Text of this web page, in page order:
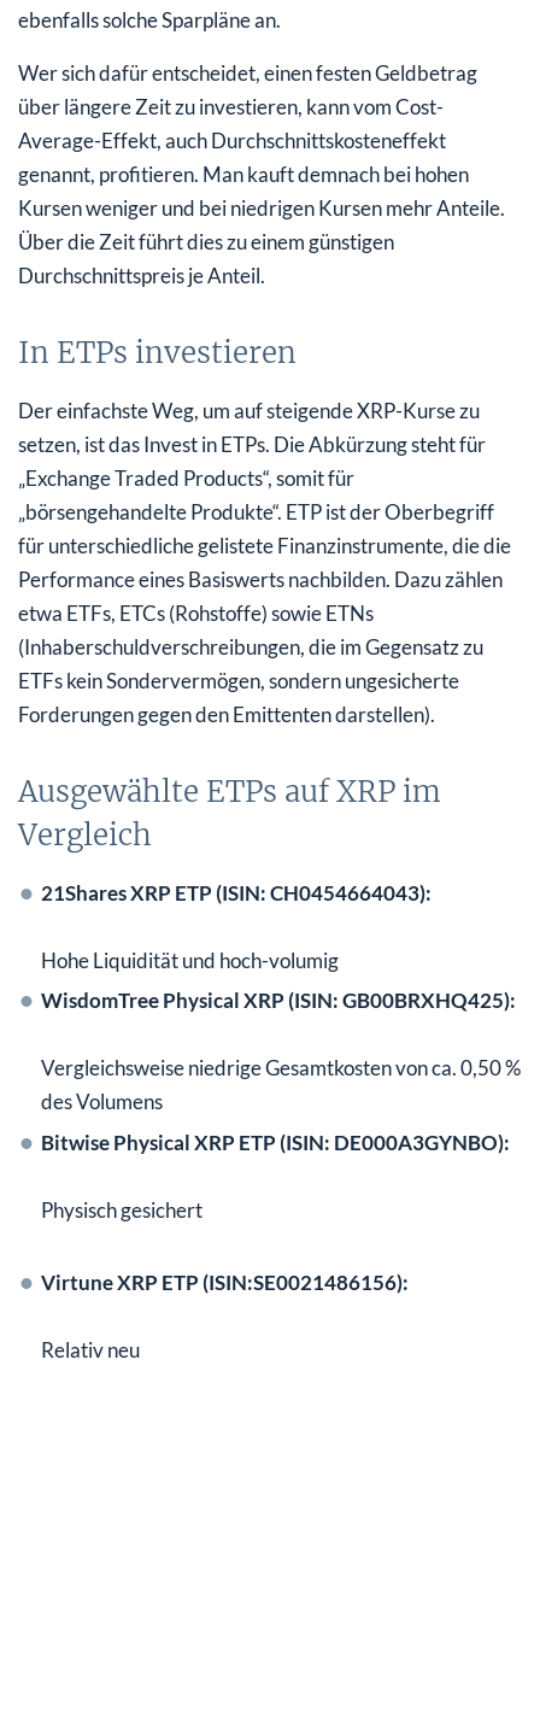
ebenfalls solche Sparpläne an.
Wer sich dafür entscheidet, einen festen Geldbetrag
über längere Zeit zu investieren, kann vom Cost-
Average-Effekt, auch Durchschnittskosteneffekt
genannt, profitieren. Man kauft demnach bei hohen
Kursen weniger und bei niedrigen Kursen mehr Anteile.
Über die Zeit führt dies zu einem günstigen
Durchschnittspreis je Anteil.
In ETPs investieren
Der einfachste Weg, um auf steigende XRP-Kurse zu
setzen, ist das Invest in ETPs. Die Abkürzung steht für
„Exchange Traded Products“, somit für
„börsengehandelte Produkte“. ETP ist der Oberbegriff
für unterschiedliche gelistete Finanzinstrumente, die die
Performance eines Basiswerts nachbilden. Dazu zählen
etwa ETFs, ETCs (Rohstoffe) sowie ETNs
(Inhaberschuldverschreibungen, die im Gegensatz zu
ETFs kein Sondervermögen, sondern ungesicherte
Forderungen gegen den Emittenten darstellen).
Ausgewählte ETPs auf XRP im
Vergleich
21Shares XRP ETP (ISIN: CH0454664043):
Hohe Liquidität und hoch-volumig
WisdomTree Physical XRP (ISIN: GB00BRXHQ425):
Vergleichsweise niedrige Gesamtkosten von ca. 0,50 %
des Volumens
Bitwise Physical XRP ETP (ISIN: DE000A3GYNBO):
Physisch gesichert
Virtune XRP ETP (ISIN:SE0021486156):
Relativ neu